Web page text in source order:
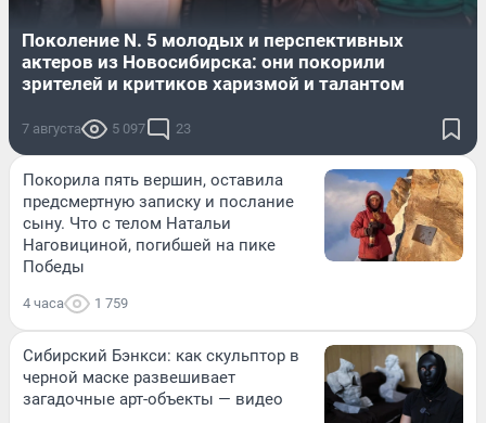
Поколение N. 5 молодых и перспективных
актеров из Новосибирска: они покорили
зрителей и критиков харизмой и талантом
7 августа 5 097 23
Покорила пять вершин, оставила
предсмертную записку и послание
сыну. Что с телом Натальи
Наговициной, погибшей на пике
Победы
4 часа 1 759
Сибирский Бэнкси: как скульптор в
черной маске развешивает
загадочные арт-объекты — видео